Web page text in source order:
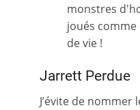
monstres
joués comme
de vie !
Jarrett Perdue
J’évite de